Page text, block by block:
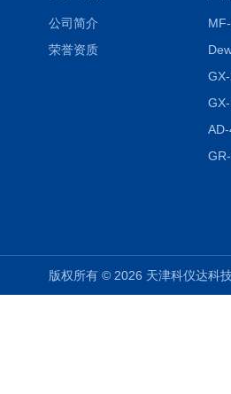
公司简介
荣誉资质
版权所有 © 2026 天津科仪达